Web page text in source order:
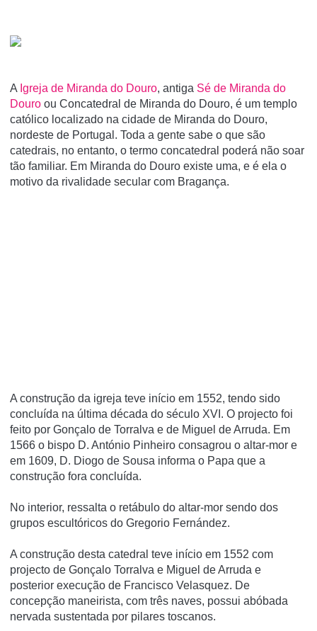
A Igreja de Miranda do Douro, antiga Sé de Miranda do
Douro ou Concatedral de Miranda do Douro, é um templo
católico localizado na cidade de Miranda do Douro,
nordeste de Portugal. Toda a gente sabe o que são
catedrais, no entanto, o termo concatedral poderá não soar
tão familiar. Em Miranda do Douro existe uma, e é ela o
motivo da rivalidade secular com Bragança.
A construção da igreja teve iní­cio em 1552, tendo sido
concluí­da na última década do século XVI. O projecto foi
feito por Gonçalo de Torralva e de Miguel de Arruda. Em
1566 o bispo D. António Pinheiro consagrou o altar-mor e
em 1609, D. Diogo de Sousa informa o Papa que a
construção fora concluí­da.
No interior, ressalta o retábulo do altar-mor sendo dos
grupos escultóricos do Gregorio Fernández.
A construção desta catedral teve início em 1552 com
projecto de Gonçalo Torralva e Miguel de Arruda e
posterior execução de Francisco Velasquez. De
concepção maneirista, com três naves, possui abóbada
nervada sustentada por pilares toscanos.